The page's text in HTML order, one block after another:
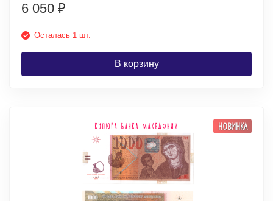
6 050 ₽
Осталась 1 шт.
В корзину
НОВИНКА